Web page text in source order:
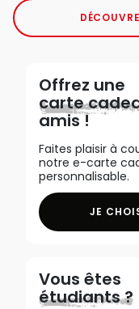
Offrez une
carte
amis !
Faites plaisir à
notre e-carte
personnalisable.
JE
Vous êtes
étudiants ?